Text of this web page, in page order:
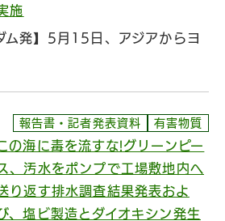
施
ム発】5月15日、アジアからヨ
報告書・記者発表資料 有害物質
の海に毒を流すな!グリーンピー
、汚水をポンプで工場敷地内へ
り返す排水調査結果発表およ
、塩ビ製造とダイオキシン発生